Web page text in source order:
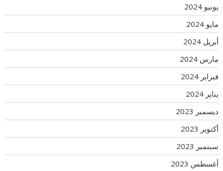
يونيو 2024
مايو 2024
أبريل 2024
مارس 2024
فبراير 2024
يناير 2024
ديسمبر 2023
أكتوبر 2023
سبتمبر 2023
أغسطس 2023